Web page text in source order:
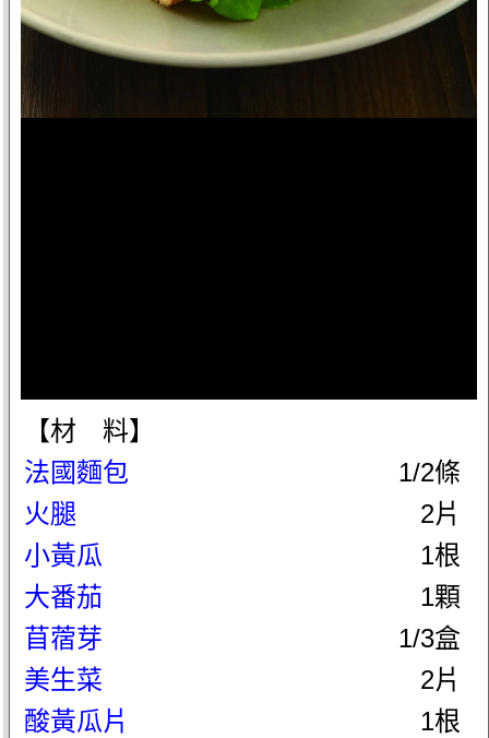
【材 料】
法國麵包
1/2條
火腿
2片
小黃瓜
1根
大番茄
1顆
苜蓿芽
1/3盒
美生菜
2片
酸黃瓜片
1根